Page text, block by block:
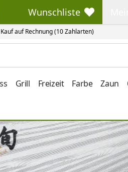
Kauf auf Rechnung (10 Zahlarten)
Wunschliste
Wunschliste
Grill Freizeit Farbe Zaun